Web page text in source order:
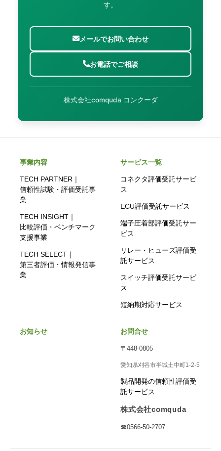
す。
メールでお問い合わせ
お電話でご相談
株式会社comquda コンクーダ
事業内容
TECH PARTNER｜
信頼性試験・評価受託事
業
TECH INSIGHT｜
比較評価・ベンチマーク
支援事業
TECH SELECT｜
第三者評価・情報発信事
業
サービス一覧
コネクタ評価受託サービ
ス
ECU評価受託サービス
端子圧着部評価受託サー
ビス
リレー・ヒューズ評価受
託サービス
スイッチ評価受託サービ
ス
短納期対応サービス
お知らせ お問合せ
〒448-0805
愛知県刈谷市半城土中町1-2-5
製品開発の信頼性評価受
託サービス
株式会社comquda
☎0566-50-2707